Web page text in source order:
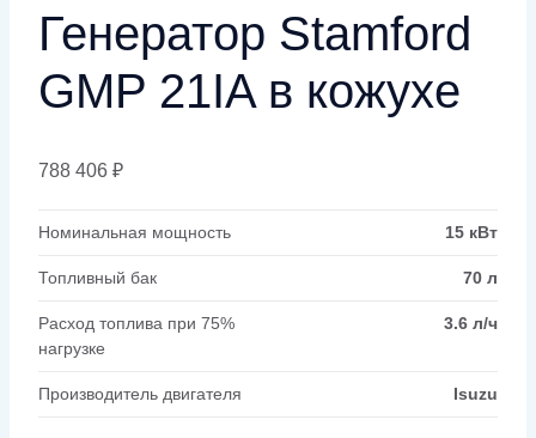
Генератор Stamford
GMP 21IA в кожухе
788 406 ₽
Номинальная мощность 15 кВт
Топливный бак 70 л
Расход топлива при 75%
нагрузке
3.6 л/ч
Производитель двигателя Isuzu